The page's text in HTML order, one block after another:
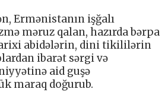
Ermənistanın işğalı
məruz qalan, hazırda bərpa
abidələrin, dini tikililərin
ibarət sərgi və
aid guşə
maraq doğurub.